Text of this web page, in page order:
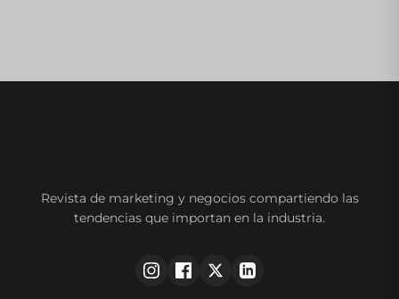
Revista de marketing y negocios compartiendo las
tendencias que importan en la industria.